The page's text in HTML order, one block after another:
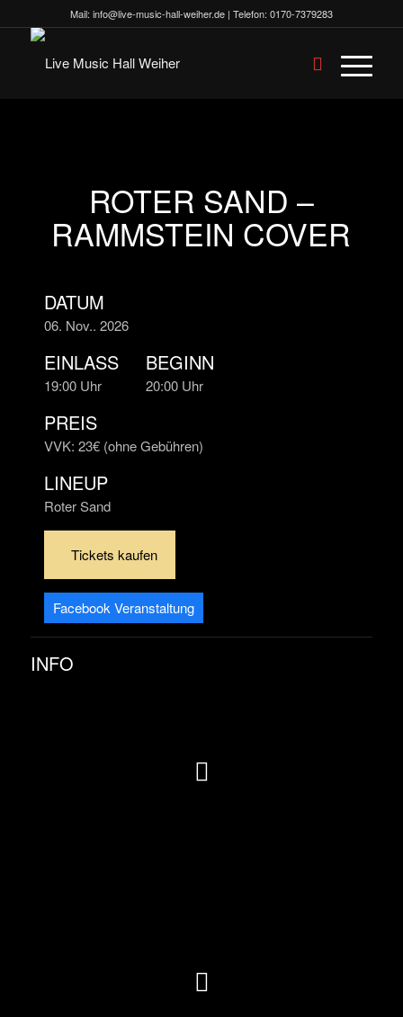
Mail: info@live-music-hall-weiher.de| Telefon: 0170-7379283
ROTER SAND –
RAMMSTEIN COVER
DATUM
06. Nov.. 2026
EINLASS
19:00 Uhr
BEGINN
20:00 Uhr
PREIS
VVK: 23€ (ohne Gebühren)
LINEUP
Roter Sand
Tickets kaufen
Facebook Veranstaltung
INFO